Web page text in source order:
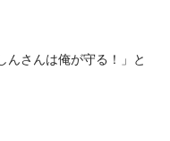
んさんは俺が守る！」と